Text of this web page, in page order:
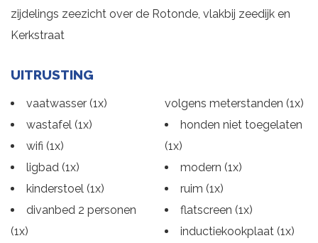
zijdelings zeezicht over de Rotonde, vlakbij zeedijk en
Kerkstraat
UITRUSTING
vaatwasser (1x)
wastafel (1x)
wifi (1x)
ligbad (1x)
kinderstoel (1x)
divanbed 2 personen
(1x)
volgens meterstanden (1x)
honden niet toegelaten
(1x)
modern (1x)
ruim (1x)
flatscreen (1x)
inductiekookplaat (1x)